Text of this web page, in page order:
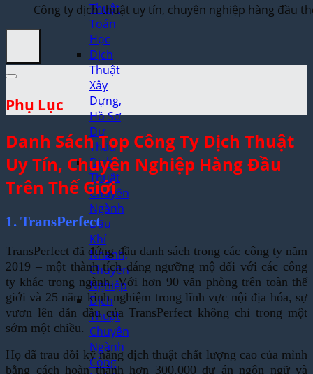
Thuật
Toán
Học
Dịch
Thuật
Xây
Dựng,
Hồ Sơ
Dự
Thầu
Dịch
Thuật
Chuyên
Ngành
Dầu
Khí
Nhanh,
Chuyên
Nghiệp
Dịch
Thuật
Chuyên
Ngành
Công
Công ty dịch thuật uy tín, chuyên nghiệp hàng đầu
Phụ Lục
Danh Sách Top Công Ty Dịch Thuật
Uy Tín, Chuyên Nghiệp Hàng Đầu
Trên Thế Giới
1. TransPerfect
TransPerfect đã đứng đầu danh sách trong các công ty năm
2019 – một thành tích đáng ngưỡng mộ đối với các công
ty khác trong ngành. Với hơn 90 văn phòng trên toàn thế
giới và 25 năm kinh nghiệm trong lĩnh vực nội địa hóa, sự
vươn lên dẫn đầu của TransPerfect không chỉ trong một
sớm một chiều.
Họ đã trau dồi kỹ năng dịch thuật chất lượng cao của mình
bằng cách hoàn thành hơn 300.000 dự án ngôn ngữ và